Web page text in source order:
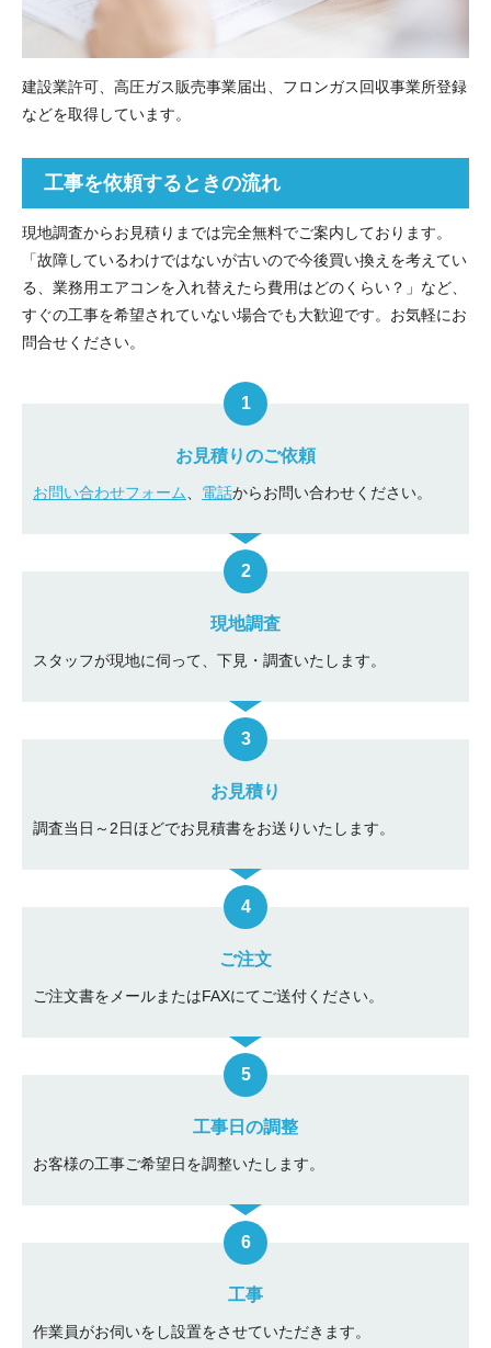
建設業許可、高圧ガス販売事業届出、フロンガス回収事業所登録
などを取得しています。
工事を依頼するときの流れ
現地調査からお見積りまでは完全無料でご案内しております。
「故障しているわけではないが古いので今後買い換えを考えてい
る、業務用エアコンを入れ替えたら費用はどのくらい？」など、
すぐの工事を希望されていない場合でも大歓迎です。お気軽にお
問合せください。
お見積りのご依頼
お問い合わせフォーム 電話からお問い合わせください。
現地調査
スタッフが現地に伺って、下見・調査いたします。
お見積り
調査当日～2日ほどでお見積書をお送りいたします。
ご注文
ご注文書をメールまたはFAXにてご送付ください。
工事日の調整
お客様の工事ご希望日を調整いたします。
工事
作業員がお伺いをし設置をさせていただきます。